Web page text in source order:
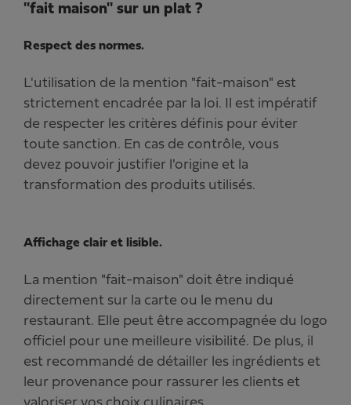
"fait maison" sur un plat ?
Respect des normes.
L'utilisation de la mention "fait-maison" est
strictement encadrée par la loi. Il est impératif
de respecter les critères définis pour éviter
toute sanction. En cas de contrôle, vous
devez pouvoir justifier l'origine et la
transformation des produits utilisés.
Affichage clair et lisible.
La mention "fait-maison" doit être indiqué
directement sur la carte ou le menu du
restaurant. Elle peut être accompagnée du logo
officiel pour une meilleure visibilité. De plus, il
est recommandé de détailler les ingrédients et
leur provenance pour rassurer les clients et